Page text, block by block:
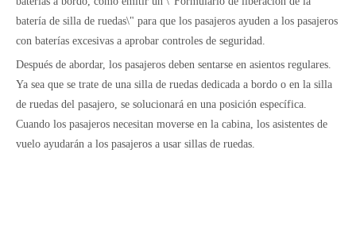
batería de silla de ruedas\" para que los pasajeros ayuden a los pasajeros
con baterías excesivas a aprobar controles de seguridad.
Después de abordar, los pasajeros deben sentarse en asientos regulares.
Ya sea que se trate de una silla de ruedas dedicada a bordo o en la silla
de ruedas del pasajero, se solucionará en una posición específica.
Cuando los pasajeros necesitan moverse en la cabina, los asistentes de
vuelo ayudarán a los pasajeros a usar sillas de ruedas.